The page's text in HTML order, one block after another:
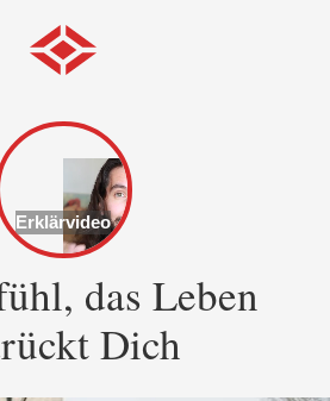
Erklärvideo
das Leben
Dich